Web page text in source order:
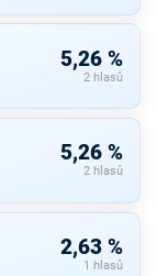
5,26 %
2 hlasů
5,26 %
2 hlasů
2,63 %
1 hlasů